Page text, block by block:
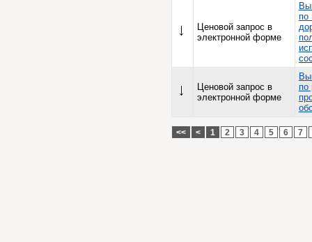
Ценовой запрос в
электронной форме
по
Ценовой запрос в
электронной форме
по
<< < 1 2 3 4 5 6 7